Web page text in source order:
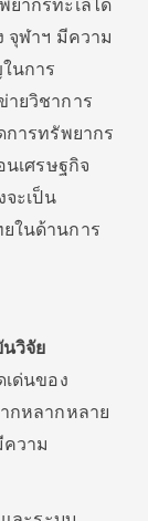
ยากรทะเลได้
จุฬาฯ มีความ
นการ
ยวิชาการ
การทรัพยากร
นเศรษฐกิจ
ะเป็น
ในด้านการ
วิจัย
ด่นของ
กหลากหลาย
ความ